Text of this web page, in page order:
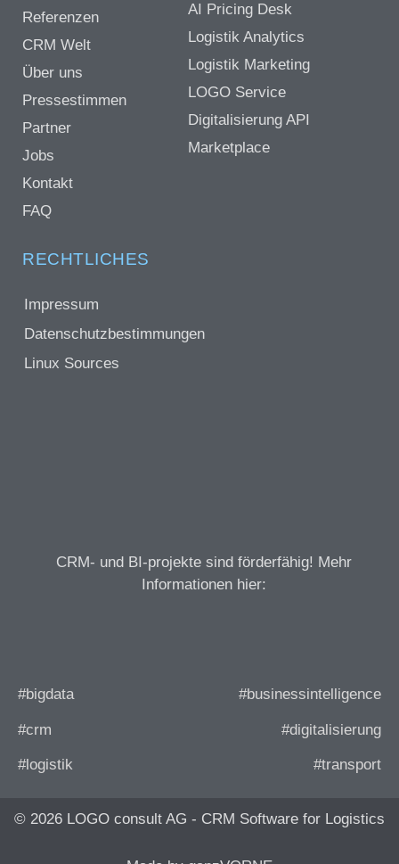
Referenzen
CRM Welt
Über uns
Pressestimmen
Partner
Jobs
Kontakt
FAQ
AI Pricing Desk
Logistik Analytics
Logistik Marketing
LOGO Service
Digitalisierung API
Marketplace
RECHTLICHES
Impressum
Datenschutzbestimmungen
Linux Sources
CRM- und BI-projekte sind förderfähig! Mehr
Informationen hier:
#bigdata #businessintelligence
#crm #digitalisierung
#logistik #transport
© 2026 LOGO consult AG - CRM Software for Logistics